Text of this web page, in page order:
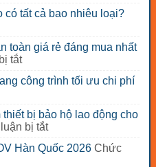
tư
lao
Nẵng
áo
lưới
quang
công
uy
đà
nẵng
có tất cả bao nhiêu loại?
toàn giá rẻ đáng mua nhất
tắtở
5
lưới
phản
quang
an
công trình tối ưu chi phí
bị bảo hộ lao động cho
bị tắtở
dẫn
Hàn Quốc 2026 Chức